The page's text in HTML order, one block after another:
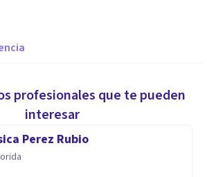
profesionales que te pueden
interesar
Perez Rubio